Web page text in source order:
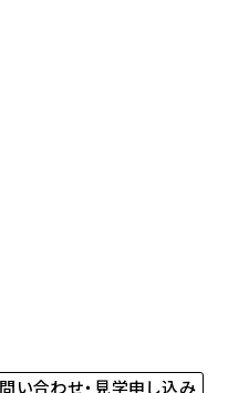
い合わせ・見学申し込み